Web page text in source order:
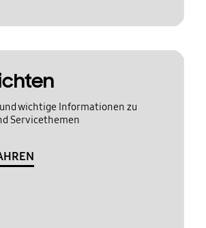
wichtige Informationen zu
Servicethemen